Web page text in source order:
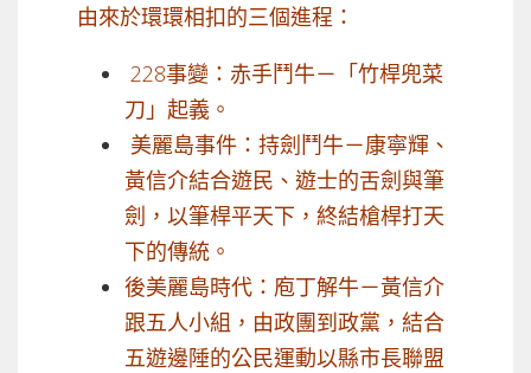
由來於環環相扣的三個進程：
228事變：赤手鬥牛－「竹桿兜菜
刀」起義。
美麗島事件：持劍鬥牛－康寧輝、
黃信介結合遊民、遊士的舌劍與筆
劍，以筆桿平天下，終結槍桿打天
下的傳統。
後美麗島時代：庖丁解牛－黃信介
跟五人小組，由政團到政黨，結合
五遊邊陲的公民運動以縣市長聯盟